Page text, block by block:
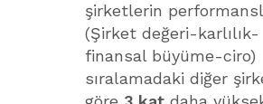
şirketlerin
(Şirket değeri-karlılık-
finansal büyüme-ciro)
sıralamadaki diğer